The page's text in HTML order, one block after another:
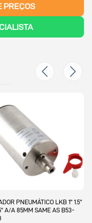
PREÇOS
PNEUMÁTICO LKB 3"
O 85MM W/ COUPLER 6300TKT
T